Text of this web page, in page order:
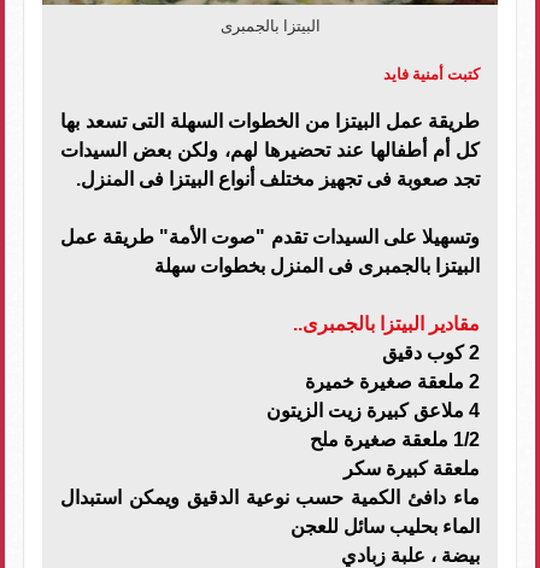
البيتزا بالجمبرى
كتبت أمنية فايد
طريقة عمل البيتزا من الخطوات السهلة التى تسعد بها
كل أم أطفالها عند تحضيرها لهم، ولكن بعض السيدات
تجد صعوبة فى تجهيز مختلف أنواع البيتزا فى المنزل.
وتسهيلا على السيدات تقدم "صوت الأمة" طريقة عمل
البيتزا بالجمبرى فى المنزل بخطوات سهلة
مقادير البيتزا بالجمبرى..
2 كوب دقيق
2 ملعقة صغيرة خميرة
4 ملاعق كبيرة زيت الزيتون
1/2 ملعقة صغيرة ملح
ملعقة كبيرة سكر
ماء دافئ الكمية حسب نوعية الدقيق ويمكن استبدال
الماء بحليب سائل للعجن
بيضة ، علبة زبادي